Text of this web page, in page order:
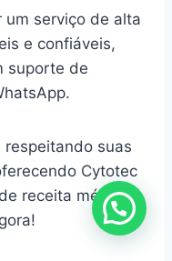
um serviço de alta
e confiáveis,
suporte de
suas
Cytotec
receita médica.